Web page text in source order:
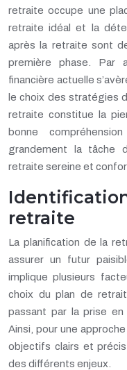
retraite occupe une
retraite idéal et la
après la retraite sont
première phase. Par
financière actuelle
le choix des stratégies
retraite constitue la
bonne
grandement la tâche
retraite sereine et
retraite
La planification de la
assurer un futur
implique plusieurs
choix du plan de
passant par la prise en
Ainsi, pour une
objectifs clairs et
des différents enjeux.